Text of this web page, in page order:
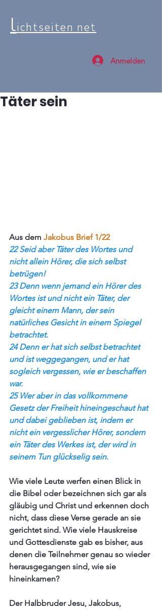
lichtseiten net
Anmelden
Täter sein
Aus dem Jakobus Brief 1/22
22 Seid aber Täter des Wortes und
nicht allein Hörer, die sich selbst
betrügen!
23 Denn wenn jemand ein Hörer des
Wortes ist und nicht ein Täter, der
gleicht einem Mann, der sein
natürliches Gesicht in einem Spiegel
betrachtet.
24 Denn er hat sich selbst betrachtet
und ist weggegangen, und er hat
sogleich vergessen, wie er beschaffen
war.
25 Wer aber in das vollkommene
Gesetz der Freiheit hineingeschaut hat
und dabei geblieben ist, indem er
nicht ein vergesslicher Hörer, sondern
ein Täter des Werkes ist, der wird in
seinem Tun glückselig sein.
Wie viele Leute werfen einen Blick in
die Bibel oder bezeichnen sich gar als
gläubig und Christ und erkennen doch
nicht, dass diese Verse gerade an sie
gerichtet sind. Wie viele Hauskreise
und Gottesdienste gab es bisher, aus
denen die Teilnehmer genau so wieder
herausgegangen sind, wie sie
hineinkamen?
Der Halbbruder Jesu, Jakobus,